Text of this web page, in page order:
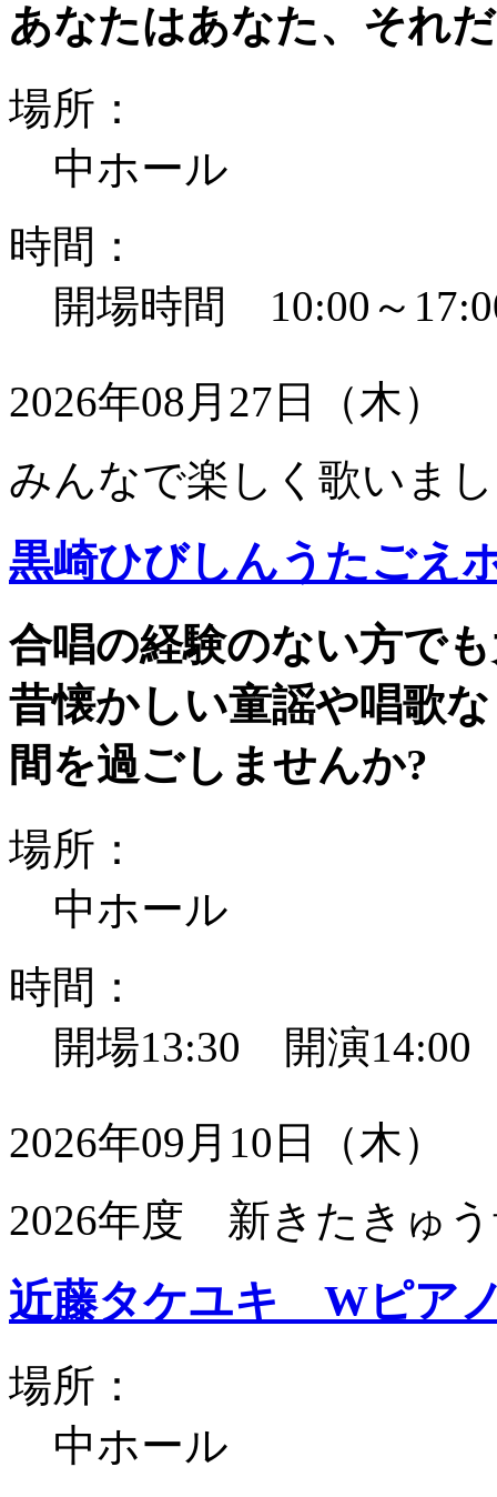
あなたはあなた、それ
場所：
中ホール
時間：
開場時間 10:00～
2026年08月27日（木）
みんなで楽しく歌いま
黒崎ひびしんうたごえ
合唱の経験のない方で
昔懐かしい童謡や唱歌
間を過ごしませんか?
場所：
中ホール
時間：
開場13:30 開演14:00
2026年09月10日（木）
2026年度 新きたきゅ
近藤タケユキ Wピア
場所：
中ホール